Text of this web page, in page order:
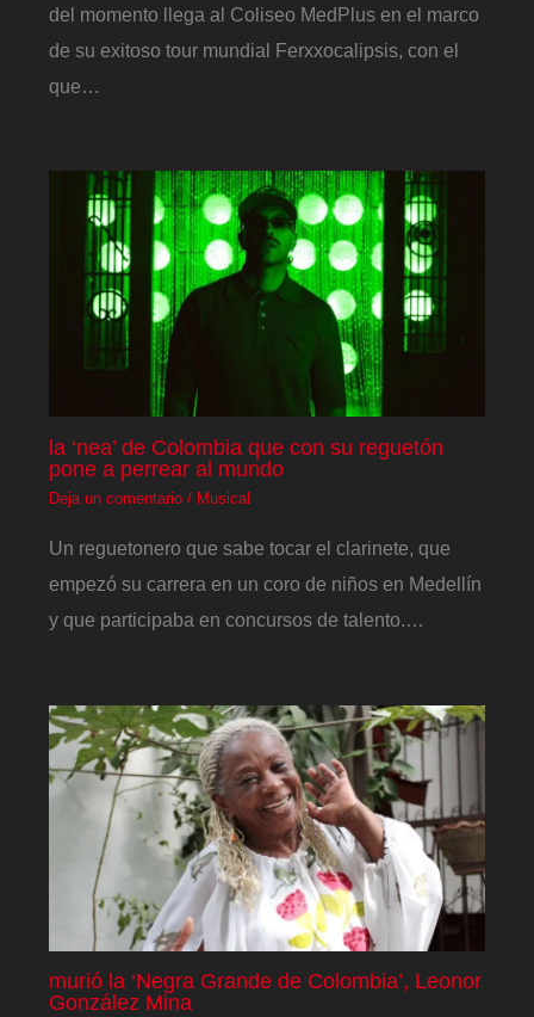
del momento llega al Coliseo MedPlus en el marco
de su exitoso tour mundial Ferxxocalipsis, con el
que…
la ‘nea’ de Colombia que con su reguetón
pone a perrear al mundo
Deja un comentario / Musical
Un reguetonero que sabe tocar el clarinete, que
empezó su carrera en un coro de niños en Medellín
y que participaba en concursos de talento.…
murió la ‘Negra Grande de Colombia’, Leonor
González Mina